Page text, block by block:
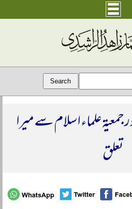
جمعیۃ علماء اسلام سے میرا
تعلق